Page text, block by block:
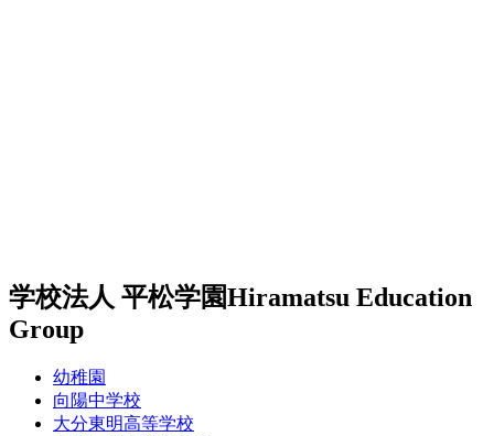
学校法人 平松学園Hiramatsu Education
Group
幼稚園
向陽中学校
大分東明高等学校